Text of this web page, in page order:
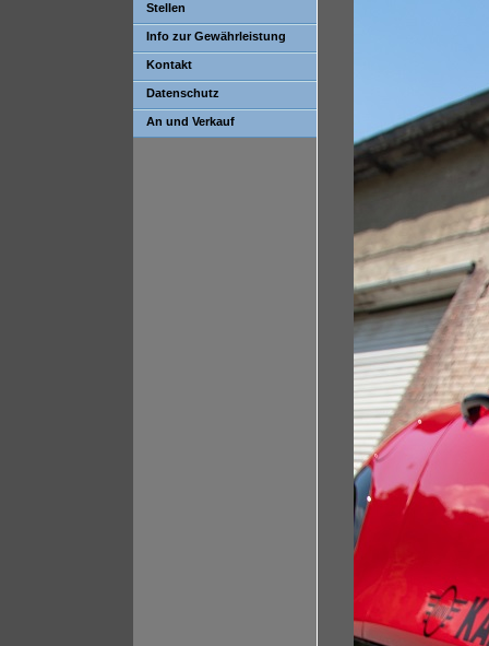
Stellen
Info zur Gewährleistung
Kontakt
Datenschutz
An und Verkauf